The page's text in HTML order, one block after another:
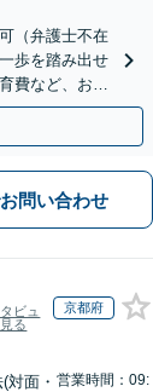
（弁護士不在
歩を踏み出せ
費など、お困
問い合わせ
ビュ
る
京都府
対面・ 営業時間：09: